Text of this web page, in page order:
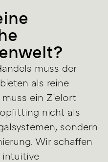
muss der
als reine
muss ein Zielort
nicht als
sondern
Wir schaffen
intuitive